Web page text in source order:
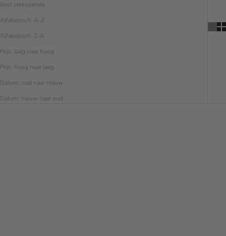
Best verkopende
Alfabetisch: A-Z
Alfabetisch: Z-A
Prijs: laag naar hoog
Prijs: hoog naar laag
Datum: oud naar nieuw
Datum: nieuw naar oud